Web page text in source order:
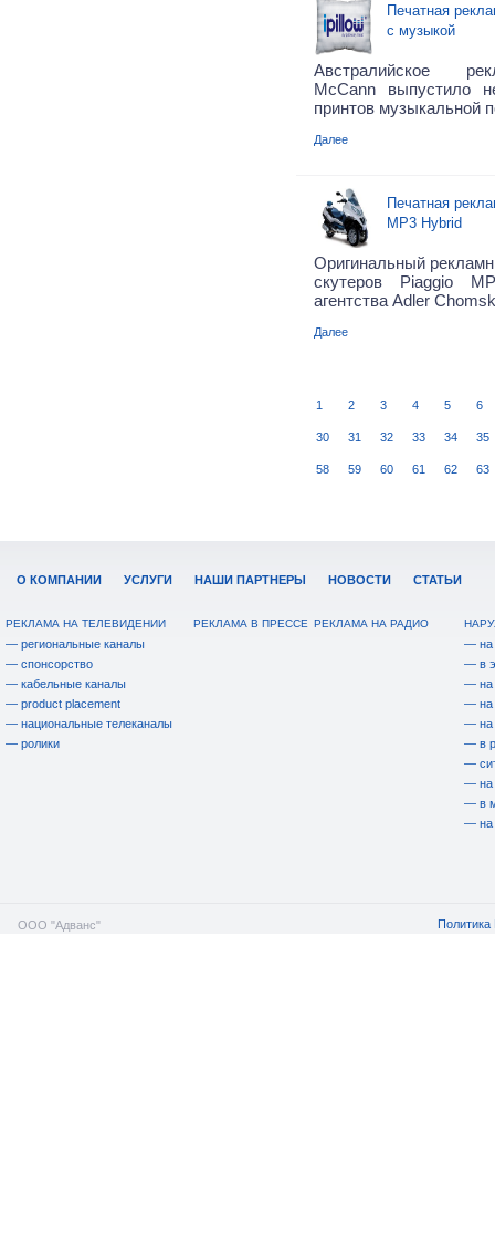
Печатная
с музыкой
Австралийское
McCann выпустило
принтов музыкальной
Далее
Печатная
MP3 Hybrid
Оригинальный
скутеров Piaggio
агентства Adler
Далее
1 2 3 4 5 6
30 31 32 33 34 35
58 59 60 61 62 63
О КОМПАНИИ УСЛУГИ НАШИ ПАРТНЕРЫ НОВОСТИ СТАТЬИ
РЕКЛАМА НА ТЕЛЕВИДЕНИИ
— региональные каналы
— спонсорство
— кабельные каналы
— product placement
— национальные телеканалы
— ролики
РЕКЛАМА В ПРЕССЕ РЕКЛАМА НА РАДИО
— на
— в
— на
— на
— на
— в
—
— на
— в
— на
ООО "Адванс" Политика